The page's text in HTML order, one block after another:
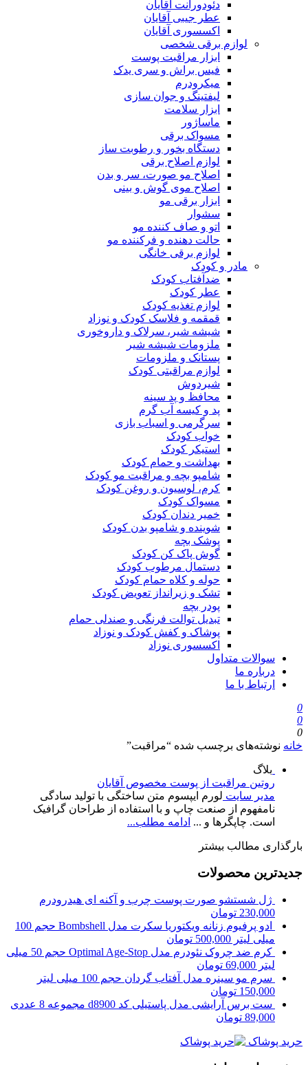
دئودورانت آقایان
عطر جیبی آقایان
اکسسوری آقایان
لوازم برقی شخصی
ابزار مراقبت پوست
فیس براش و سری یدک
میکرودرم
لیفتینگ و جوان سازی
ابزار سلامت
ماساژور
مسواک برقی
دستگاه بخور و رطوبت ساز
لوازم اصلاح برقی
اصلاح مو صورت، سر و بدن
اصلاح موی گوش و بینی
ابزار برقی مو
سشوار
اتو و صاف کننده مو
حالت دهنده و فرکننده مو
لوازم برقی خانگی
مادر و کودک
ضدآفتاب کودک
عطر کودک
لوازم تغذیه کودک
قمقمه و فلاسک کودک و نوزاد
شیشه شیر، سرلاک و داروخوری
ملزومات شیشه شیر
پستانک و ملزومات
لوازم مراقبتی کودک
شیردوش
محافظ و پد سینه
پد و کیسه آب گرم
سرگرمی و اسباب بازی
خواب کودک
استیکر کودک
بهداشت و حمام کودک
شامپو بچه و مراقبت مو کودک
کرم، لوسیون و روغن کودک
مسواک کودک
خمیر دندان کودک
شوینده و شامپو بدن کودک
پوشک بچه
گوش پاک کن کودک
دستمال مرطوب کودک
حوله و کلاه حمام کودک
تشک و زیرانداز تعویض کودک
پودر بچه
تبدیل توالت فرنگی و صندلی حمام
پوشاک و کفش کودک و نوزاد
اکسسوری نوزاد
سوالات متداول
درباره ما
ارتباط با ما
0
0
0
خانه نوشته‌های برچسب شده “مراقبت”
بلاگ
روتین مراقبت از پوست مخصوص آقایان
مدیر سایت لورم ایپسوم متن ساختگی با تولید سادگی
نامفهوم از صنعت چاپ و با استفاده از طراحان گرافیک
است. چاپگرها و ... ادامه مطلب...
بارگذاری مطالب بیشتر
جدیدترین محصولات
ژل شستشو صورت پوست چرب و آکنه ای هیدرودرم
230,000 تومان
ادو پرفیوم زنانه ویکتوریا سکرت مدل Bombshell حجم 100
میلی لیتر 500,000 تومان
کرم ضد چروک نئودرم مدل Optimal Age-Stop حجم 50 میلی
لیتر 69,000 تومان
سرم مو سینره مدل آفتاب گردان حجم 100 میلی لیتر
150,000 تومان
ست برس آرایشی مدل پاستیلی کد d8900 مجموعه 8 عددی
89,000 تومان
حرید پوشاک